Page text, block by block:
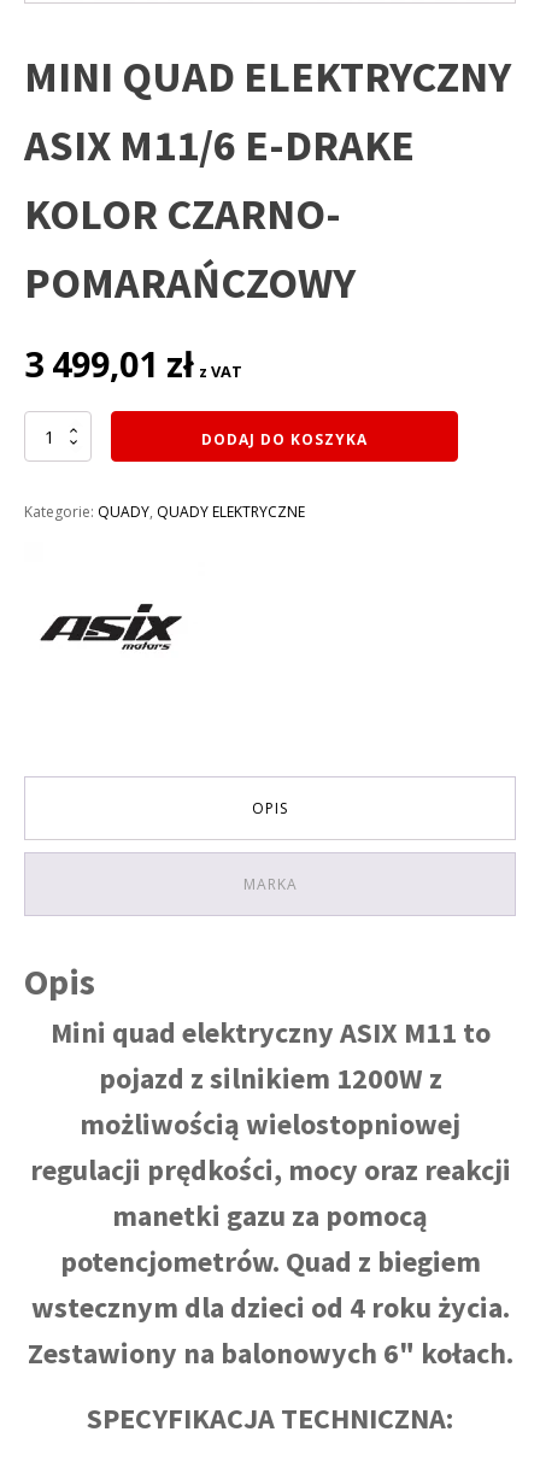
MINI QUAD ELEKTRYCZNY
ASIX M11/6 E-DRAKE
KOLOR CZARNO-
POMARAŃCZOWY
3 499,01 zł z VAT
ilość
MINI
ASIX
KOLOR
CZARNO-
DODAJ DO KOSZYKA
Kategorie: QUADY, QUADY ELEKTRYCZNE
OPIS
MARKA
Opis
Mini quad elektryczny ASIX M11 to
pojazd z silnikiem 1200W z
możliwością wielostopniowej
regulacji prędkości, mocy oraz reakcji
manetki gazu za pomocą
potencjometrów. Quad z biegiem
wstecznym dla dzieci od 4 roku życia.
Zestawiony na balonowych 6" kołach.
SPECYFIKACJA TECHNICZNA: